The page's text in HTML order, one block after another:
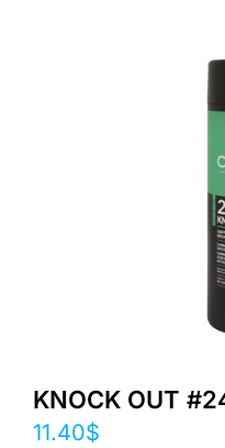
KNOCK OUT
11.40$